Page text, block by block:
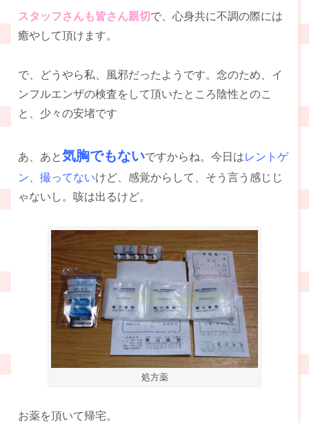
スタッフさんも皆さん親切 で、心身共に不調の際には
癒やして頂けます。
で、どうやら私、風邪だったようです。念のため、イ
ンフルエンザの検査をして頂いたところ陰性とのこ
と、少々の安堵です
あ、あと気胸でもないですからね。今日はレントゲ
ン、撮ってないけど、感覚からして、そう言う感じじ
ゃないし。咳は出るけど。
処方薬
お薬を頂いて帰宅。